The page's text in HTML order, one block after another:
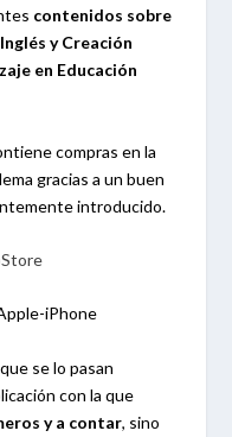
contenidos sobre
y Creación
en Educación
compras en la
gracias a un buen
introducido.
se lo pasan
con la que
y a contar, sino